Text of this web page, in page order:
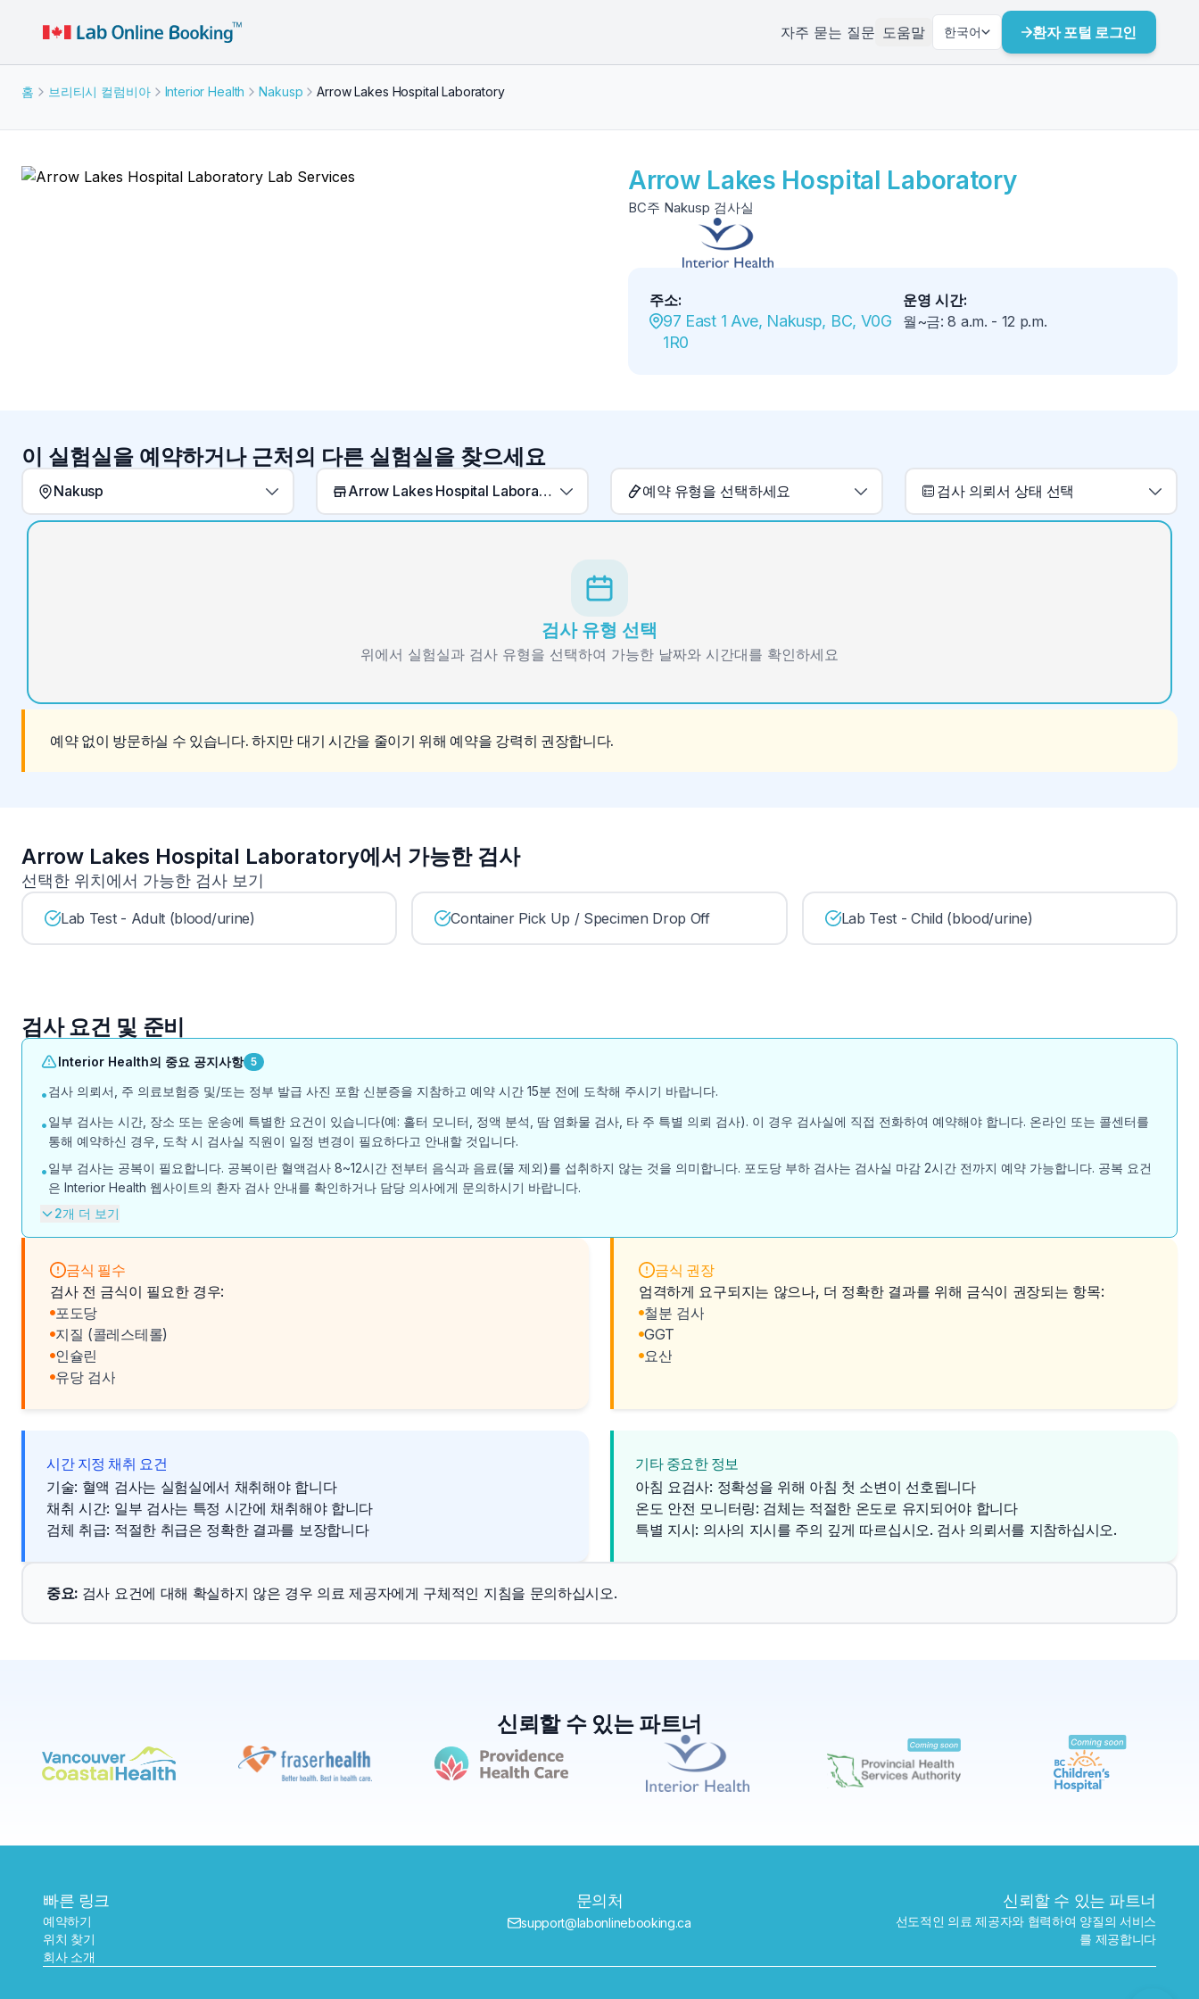
자주 묻는 질문 도움말 한국어 환자 포털 로그인
홈 브리티시 컬럼비아 Interior Health Nakusp Arrow Lakes Hospital Laboratory
Arrow Lakes Hospital Laboratory
BC주 Nakusp 검사실
주소:
97 East 1 Ave, Nakusp, BC, V0G
1R0
운영 시간:
월~금: 8 a.m. - 12 p.m.
이 실험실을 예약하거나 근처의 다른 실험실을 찾으세요
Nakusp Arrow Lakes Hospital Laboratory 예약 유형을 선택하세요 검사 의뢰서 상태 선택
검사 유형 선택
위에서 실험실과 검사 유형을 선택하여 가능한 날짜와 시간대를 확인하세요
예약 없이 방문하실 수 있습니다. 하지만 대기 시간을 줄이기 위해 예약을 강력히 권장합니다.
Arrow Lakes Hospital Laboratory에서 가능한 검사
선택한 위치에서 가능한 검사 보기
Lab Test - Adult (blood/urine) Container Pick Up / Specimen Drop Off Lab Test - Child (blood/urine)
검사 요건 및 준비
Interior Health의 중요 공지사항 5
•검사 의뢰서, 주 의료보험증 및/또는 정부 발급 사진 포함 신분증을 지참하고 예약 시간 15분 전에 도착해 주시기 바랍니다.
•일부 검사는 시간, 장소 또는 운송에 특별한 요건이 있습니다(예: 홀터 모니터, 정액 분석, 땀 염화물 검사, 타 주 특별 의뢰 검사). 이 경우 검사실에 직접 전화하여 예약해야 합니다. 온라인 또는 콜센터를
통해 예약하신 경우, 도착 시 검사실 직원이 일정 변경이 필요하다고 안내할 것입니다.
•일부 검사는 공복이 필요합니다. 공복이란 혈액검사 8~12시간 전부터 음식과 음료(물 제외)를 섭취하지 않는 것을 의미합니다. 포도당 부하 검사는 검사실 마감 2시간 전까지 예약 가능합니다. 공복 요건
은 Interior Health 웹사이트의 환자 검사 안내를 확인하거나 담당 의사에게 문의하시기 바랍니다.
2개 더 보기
금식 필수
검사 전 금식이 필요한 경우:
포도당
지질 (콜레스테롤)
인슐린
유당 검사
금식 권장
엄격하게 요구되지는 않으나, 더 정확한 결과를 위해 금식이 권장되는 항목:
철분 검사
GGT
요산
시간 지정 채취 요건
기술: 혈액 검사는 실험실에서 채취해야 합니다
채취 시간: 일부 검사는 특정 시간에 채취해야 합니다
검체 취급: 적절한 취급은 정확한 결과를 보장합니다
기타 중요한 정보
아침 요검사: 정확성을 위해 아침 첫 소변이 선호됩니다
온도 안전 모니터링: 검체는 적절한 온도로 유지되어야 합니다
특별 지시: 의사의 지시를 주의 깊게 따르십시오. 검사 의뢰서를 지참하십시오.
중요: 검사 요건에 대해 확실하지 않은 경우 의료 제공자에게 구체적인 지침을 문의하십시오.
신뢰할 수 있는 파트너
빠른 링크
예약하기
위치 찾기
회사 소개
문의처
support@labonlinebooking.ca
신뢰할 수 있는 파트너
선도적인 의료 제공자와 협력하여 양질의 서비스
를 제공합니다